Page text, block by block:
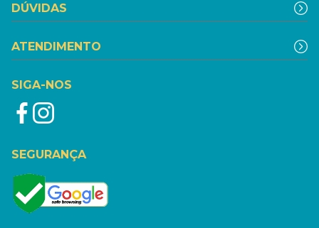
DÚVIDAS
ATENDIMENTO
SIGA-NOS
SEGURANÇA